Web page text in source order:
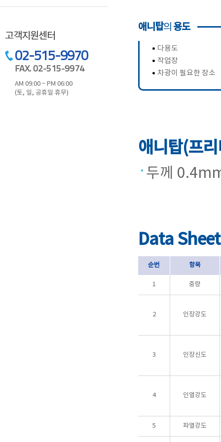
고객지원센터
02-515-9970
FAX. 02-515-9974
AM 09:00 ~ PM 06:00
(토, 일, 공휴일 휴무)
애니탑의 용도
다용도
작업장
차광이 필요한 장소
애니탑(프
두께
Data Sheet
순번 항목
1 중량
2 인장강도
3 인장신도
4 인열강도
5 파열강도